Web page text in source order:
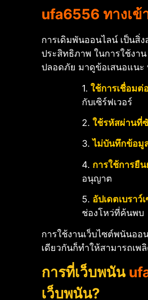
ufa6556 ทางเข้
การเดิมพันออนไลน์ เป็นสิ่
ประสิทธิภาพ ในการใช้งา
ปลอดภัย มาดูข้อเสนอแนะ
1. ใช้การเชื่อมต่
กับเซิร์ฟเวอร์
2. ใช้รหัสผ่านที่
3.ไม่บันทึกข้อมู
4. การใช้การยื
อนุญาต
5. อัปเดตเบรา
ช่องโหว่ที่ค้นพบ
การใช้งานเว็บไซต์พนันออ
เดียวกันก็ทำให้สามารถเ
การที่เว็บพนัน
เว็บพนัน?